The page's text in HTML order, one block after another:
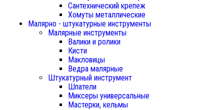
Сантехнический крепеж
Хомуты металлические
Малярно - штукатурные инструменты
Малярные инструменты
Валики и ролики
Кисти
Макловицы
Ведра малярные
Штукатурный инструмент
Шпатели
Миксеры универсальные
Мастерки, кельмы